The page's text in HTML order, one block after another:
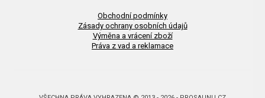
Obchodní podmínky
Zásady ochrany osobních údajů
Výměna a vrácení zboží
Práva z vad a reklamace